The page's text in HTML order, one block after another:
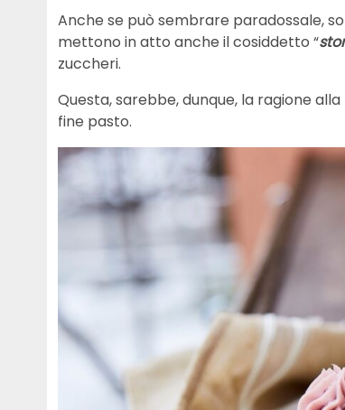
Anche se può sembrare paradossale,
mettono in atto anche il cosiddetto “
zuccheri.
Questa, sarebbe, dunque, la ragione
fine pasto.